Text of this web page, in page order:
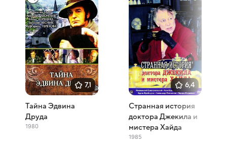
7,1
Тайна Эдвина
Друда
1980
6,4
Странная история
доктора Джекила и
мистера Хайда
1985